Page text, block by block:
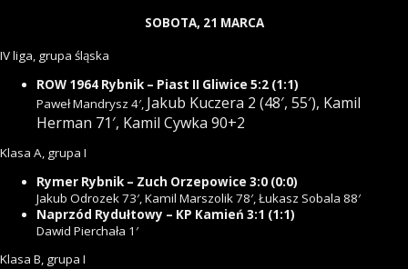
SOBOTA, 21 MARCA
IV liga, grupa śląska
ROW 1964 Rybnik – Piast II Gliwice 5:2 (1:1)
Paweł Mandrysz 4′, Jakub Kuczera 2 (48′, 55′), Kamil
Herman 71′, Kamil Cywka 90+2
Klasa A, grupa I
Rymer Rybnik – Zuch Orzepowice 3:0 (0:0)
Jakub Odrozek 73′, Kamil Marszolik 78′, Łukasz Sobala 88′
Naprzód Rydułtowy – KP Kamień 3:1 (1:1)
Dawid Pierchała 1′
Klasa B, grupa I